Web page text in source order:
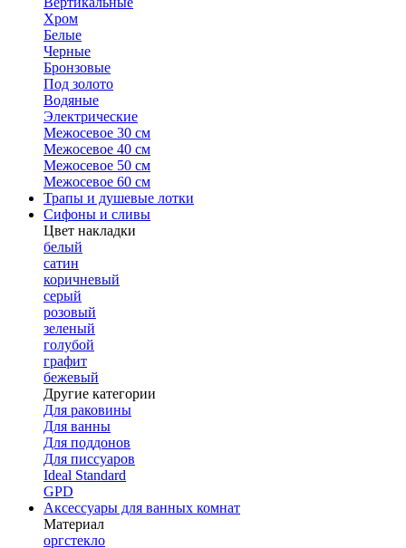
Хром
Белые
Черные
Бронзовые
Под золото
Водяные
Электрические
Межосевое 30 см
Межосевое 40 см
Межосевое 50 см
Межосевое 60 см
Трапы и душевые лотки
Сифоны и сливы
Цвет накладки
белый
сатин
коричневый
серый
розовый
зеленый
голубой
графит
бежевый
Другие категории
Для раковины
Для ванны
Для поддонов
Для писсуаров
Ideal Standard
GPD
Аксессуары для ванных комнат
Материал
оргстекло